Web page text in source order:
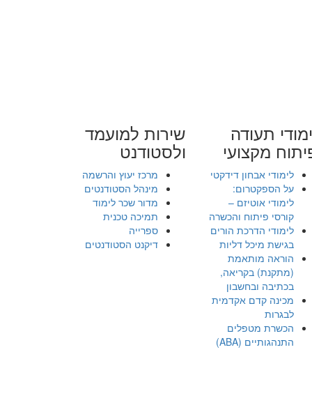
תעודה
מקצועי
לימודי אבחון דידקטי
על הספקטרום:
לימודי אוטיזם –
קורסי פיתוח והכשרה
לימודי הדרכת הורים
בגישת מיכל דליות
הוראה מותאמת
(מתקנת) בקריאה,
בכתיבה ובחשבון
מכינה קדם אקדמית
לבגרות
הכשרת מטפלים
התנהגותיים (ABA)
שירות למועמד
ולסטודנט
מרכז יעוץ והרשמה
מינהל הסטודנטים
מדור שכר לימוד
תמיכה טכנית
ספרייה
דיקנט הסטודנטים